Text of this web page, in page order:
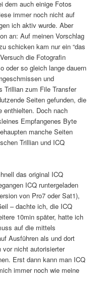
dem auch einige Fotos
immer noch nicht auf
ich aktiv wurde. Aber
an: Auf meinen Vorschlag
schicken kam nur ein “das
die Fotografin
oder so gleich lange dauern
und
Trillian zum File Transfer
Seiten gefunden, die
enthielten. Doch nach
Empfangenes Byte
manche Seiten
Trillian und ICQ
das original ICQ
ICQ runtergeladen
von Pro7 oder Sat1),
– dachte ich, die ICQ
10min später, hatte ich
auf die mittels
Ausführen als und dort
vor nicht autorisierter
Erst dann kann man ICQ
immer noch wie meine